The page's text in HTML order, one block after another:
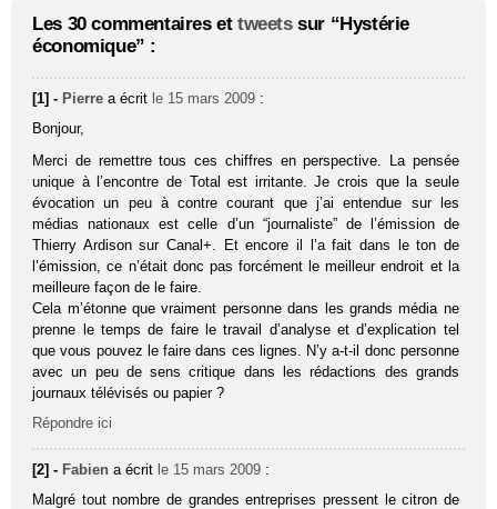
Les 30 commentaires et tweetssur “Hystérie
économique” :
[1] - Pierre a écrit le 15 mars 2009 :
Bonjour,
Merci de remettre tous ces chiffres en perspective. La pensée
unique à l’encontre de Total est irritante. Je crois que la seule
évocation un peu à contre courant que j’ai entendue sur les
médias nationaux est celle d’un “journaliste” de l’émission de
Thierry Ardison sur Canal+. Et encore il l’a fait dans le ton de
l’émission, ce n’était donc pas forcément le meilleur endroit et la
meilleure façon de le faire.
Cela m’étonne que vraiment personne dans les grands média ne
prenne le temps de faire le travail d’analyse et d’explication tel
que vous pouvez le faire dans ces lignes. N’y a-t-il donc personne
avec un peu de sens critique dans les rédactions des grands
journaux télévisés ou papier ?
Répondre ici
[2] - Fabien a écrit le 15 mars 2009 :
Malgré tout nombre de grandes entreprises pressent le citron de